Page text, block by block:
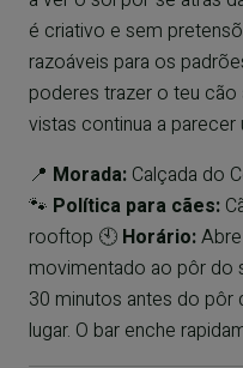
é criativo e sem
razoáveis para os
poderes trazer o teu
vistas continua a
📍 Morada: Calçada do
🐾 Política para cães:
rooftop 🕙 Horário:
movimentado ao pôr do
30 minutos antes do pôr
lugar. O bar enche